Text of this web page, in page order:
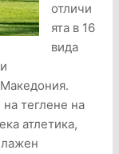
отличи
ята в 16
вида
теглене на
атлетика,